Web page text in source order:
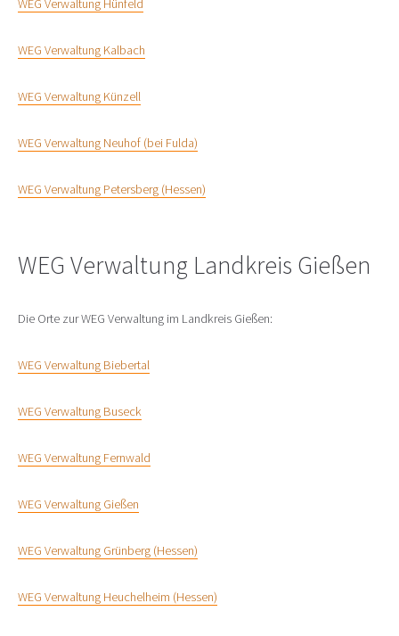
WEG Verwaltung Hünfeld
WEG Verwaltung Kalbach
WEG Verwaltung Künzell
WEG Verwaltung Neuhof (bei Fulda)
WEG Verwaltung Petersberg (Hessen)
WEG Verwaltung Landkreis Gießen
Die Orte zur WEG Verwaltung im Landkreis Gießen:
WEG Verwaltung Biebertal
WEG Verwaltung Buseck
WEG Verwaltung Fernwald
WEG Verwaltung Gießen
WEG Verwaltung Grünberg (Hessen)
WEG Verwaltung Heuchelheim (Hessen)